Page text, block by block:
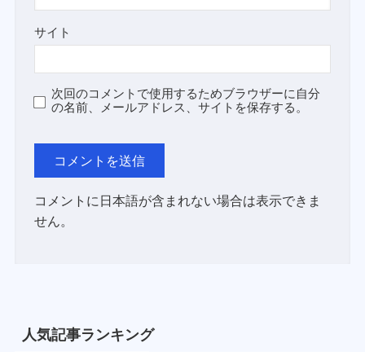
サイト
次回のコメントで使用するためブラウザーに自分
の名前、メールアドレス、サイトを保存する。
コメントに日本語が含まれない場合は表示できま
せん。
人気記事ランキング